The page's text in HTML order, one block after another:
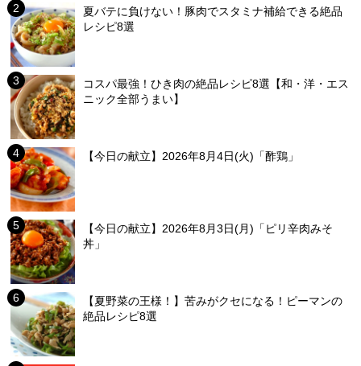
夏バテに負けない！豚肉でスタミナ補給できる絶品
レシピ8選
コスパ最強！ひき肉の絶品レシピ8選【和・洋・エス
ニック全部うまい】
【今日の献立】2026年8月4日(火)「酢鶏」
【今日の献立】2026年8月3日(月)「ピリ辛肉みそ
丼」
【夏野菜の王様！】苦みがクセになる！ピーマンの
絶品レシピ8選